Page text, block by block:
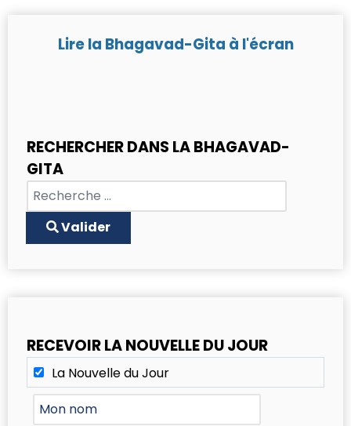
Lire la Bhagavad-Gita à l'écran
RECHERCHER DANS LA BHAGAVAD-
GITA
Chercher
Type 2 or more characters for results.
Valider
RECEVOIR LA NOUVELLE DU JOUR
La Nouvelle du Jour